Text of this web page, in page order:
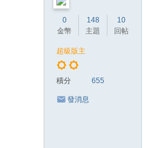
0
金幣
148
主題
10
回帖
超級版主
積分 655
發消息